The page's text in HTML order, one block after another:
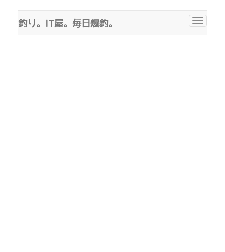
Toggle
釣り。IT屋。毎日爆釣。